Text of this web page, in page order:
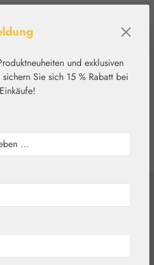
Werkzeugleiste anzeigen
Kapseln
und exklusiven
Sie sich 15 % Rabatt bei